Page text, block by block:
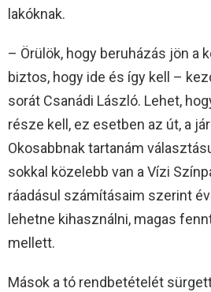
lakóknak.
– Örülök, hogy beruházás jön a
biztos, hogy ide és így kell –
sorát Csanádi László. Lehet,
része kell, ez esetben az út, a
Okosabbnak tartanám
sokkal közelebb van a Vízi
ráadásul számításaim szerint
lehetne kihasználni, magas
mellett.
Mások a tó rendbetételét